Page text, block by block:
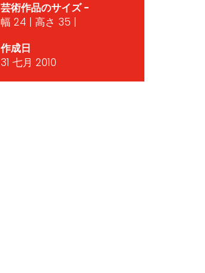
芸術作品のサイズ -
幅 24 | 高さ 35 |
作成日
31 七月 2010